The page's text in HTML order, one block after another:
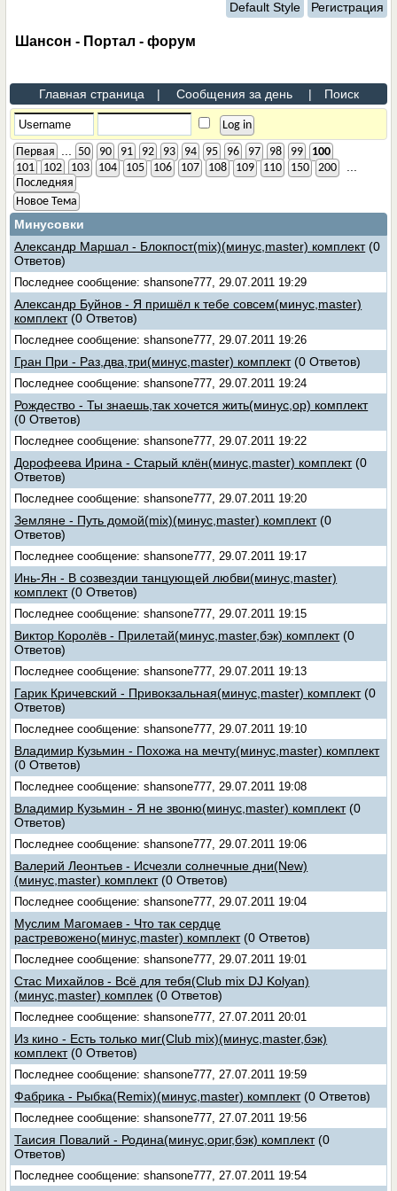
Default Style Регистрация
Шансон - Портал - форум
Главная страница | Сообщения за день | Поиск
Первая 50 90 91 92 93 94 95 96 97 98 99
100
101
102 103 104 105 106 107 108 109 110 150 200
Последняя
Новое Тема
Минусовки
Александр Маршал - Блокпост(mix)(минус,master) комплект (0
Ответов)
Последнее сообщение: shansone777, 29.07.2011 19:29
Александр Буйнов - Я пришёл к тебе совсем(минус,master)
комплект (0 Ответов)
Последнее сообщение: shansone777, 29.07.2011 19:26
Гран При - Раз,два,три(минус,master) комплект (0 Ответов)
Последнее сообщение: shansone777, 29.07.2011 19:24
Рождество - Ты знаешь,так хочется жить(минус,ор) комплект
(0 Ответов)
Последнее сообщение: shansone777, 29.07.2011 19:22
Дорофеева Ирина - Старый клён(минус,master) комплект (0
Ответов)
Последнее сообщение: shansone777, 29.07.2011 19:20
Земляне - Путь домой(mix)(минус,master) комплект (0
Ответов)
Последнее сообщение: shansone777, 29.07.2011 19:17
Инь-Ян - В созвездии танцующей любви(минус,master)
комплект (0 Ответов)
Последнее сообщение: shansone777, 29.07.2011 19:15
Виктор Королёв - Прилетай(минус,master,бэк) комплект (0
Ответов)
Последнее сообщение: shansone777, 29.07.2011 19:13
Гарик Кричевский - Привокзальная(минус,master) комплект (0
Ответов)
Последнее сообщение: shansone777, 29.07.2011 19:10
Владимир Кузьмин - Похожа на мечту(минус,master) комплект
(0 Ответов)
Последнее сообщение: shansone777, 29.07.2011 19:08
Владимир Кузьмин - Я не звоню(минус,master) комплект (0
Ответов)
Последнее сообщение: shansone777, 29.07.2011 19:06
Валерий Леонтьев - Исчезли солнечные дни(New)
(минус,master) комплект (0 Ответов)
Последнее сообщение: shansone777, 29.07.2011 19:04
Муслим Магомаев - Что так сердце
растревожено(минус,master) комплект (0 Ответов)
Последнее сообщение: shansone777, 29.07.2011 19:01
Стас Михайлов - Всё для тебя(Club mix DJ Kolyan)
(минус,master) комплек (0 Ответов)
Последнее сообщение: shansone777, 27.07.2011 20:01
Из кино - Есть только миг(Club mix)(минус,master,бэк)
комплект (0 Ответов)
Последнее сообщение: shansone777, 27.07.2011 19:59
Фабрика - Рыбка(Remix)(минус,master) комплект (0 Ответов)
Последнее сообщение: shansone777, 27.07.2011 19:56
Таисия Повалий - Родина(минус,ориг,бэк) комплект (0
Ответов)
Последнее сообщение: shansone777, 27.07.2011 19:54